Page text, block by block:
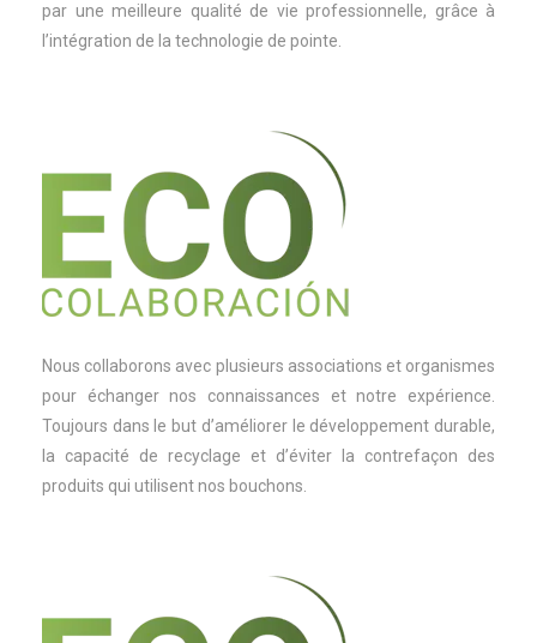
par une meilleure qualité de vie professionnelle, grâce à
l’intégration de la technologie de pointe.
Nous collaborons avec plusieurs associations et organismes
pour échanger nos connaissances et notre expérience.
Toujours dans le but d’améliorer le développement durable,
la capacité de recyclage et d’éviter la contrefaçon des
produits qui utilisent nos bouchons.